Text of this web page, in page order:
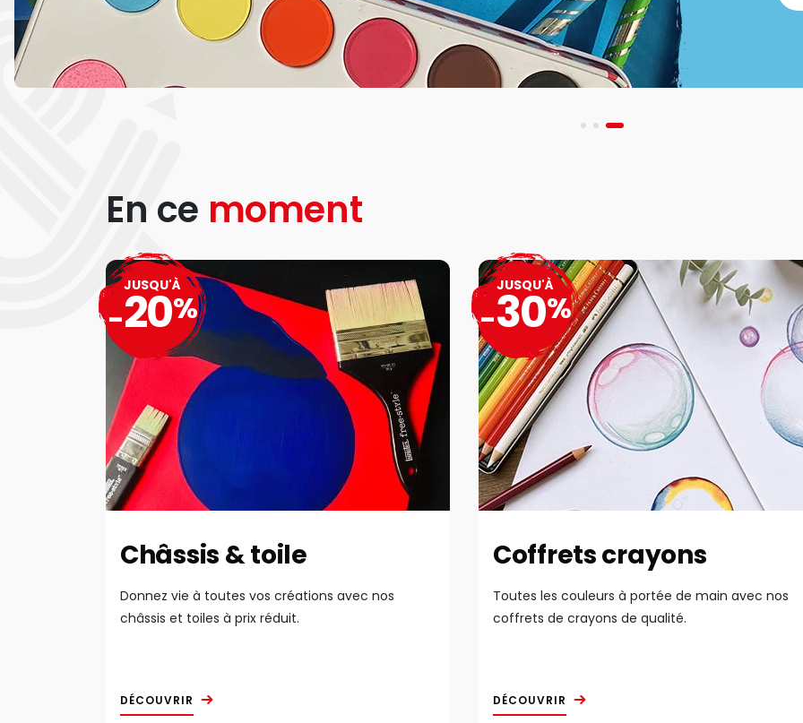
En ce moment
Châssis & toile
Donnez vie à toutes vos créations avec nos
châssis et toiles à prix réduit.
DÉCOUVRIR
JUSQU'À
-20%
Coffrets crayons
Toutes les couleurs à portée de main avec nos
coffrets de crayons de qualité.
DÉCOUVRIR
JUSQU'À
-30%